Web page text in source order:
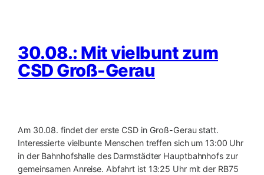
30.08.: Mit vielbunt zum
CSD Groß-Gerau
Am 30.08. findet der erste CSD in Groß-Gerau statt.
Interessierte vielbunte Menschen treffen sich um 13:00 Uhr
in der Bahnhofshalle des Darmstädter Hauptbahnhofs zur
gemeinsamen Anreise. Abfahrt ist 13:25 Uhr mit der RB75